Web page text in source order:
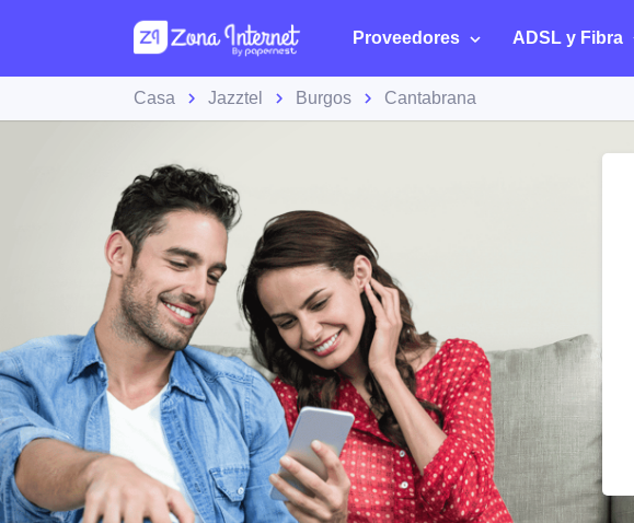
Proveedores ADSL y Fibra
Casa Jazztel Burgos Cantabrana